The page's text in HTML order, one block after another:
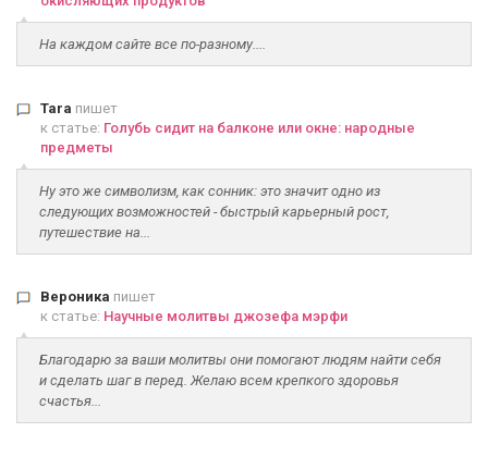
На каждом сайте все по-разному....
Tara пишет
к статье: Голубь сидит на балконе или окне: народные
предметы
Ну это же символизм, как сонник: это значит одно из
следующих возможностей - быстрый карьерный рост,
путешествие на...
Вероника пишет
к статье: Научные молитвы джозефа мэрфи
Благодарю за ваши молитвы они помогают людям найти себя
и сделать шаг в перед. Желаю всем крепкого здоровья
счастья...